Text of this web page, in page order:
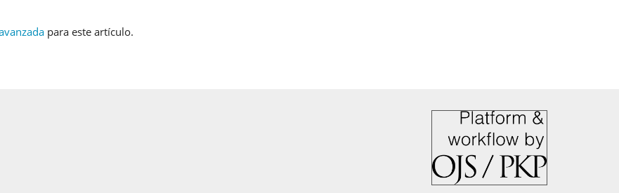
para este artículo.